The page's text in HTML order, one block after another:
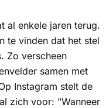
al enkele jaren terug.
te vinden dat het stel
Zo verscheen
samen met
Instagram stelt de
zich voor: "Wanneer